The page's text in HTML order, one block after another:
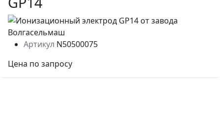
Артикул N50500075
Цена по запросу